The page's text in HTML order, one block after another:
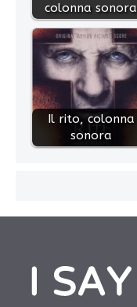
colonna sonora
Il rito, colonna
sonora